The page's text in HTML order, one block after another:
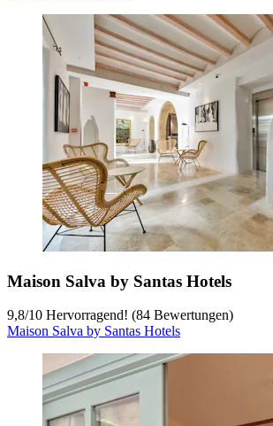
Maison Salva by Santas Hotels
9,8/10 Hervorragend! (84 Bewertungen)
Maison Salva by Santas Hotels